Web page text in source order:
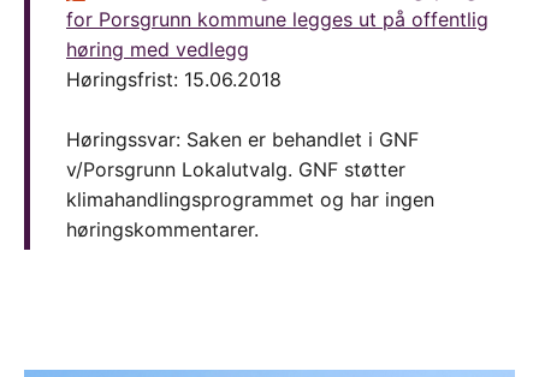
for Porsgrunn kommune legges ut på offentlig
høring med vedlegg
Høringsfrist: 15.06.2018
Høringssvar: Saken er behandlet i GNF
v/Porsgrunn Lokalutvalg. GNF støtter
klimahandlingsprogrammet og har ingen
høringskommentarer.